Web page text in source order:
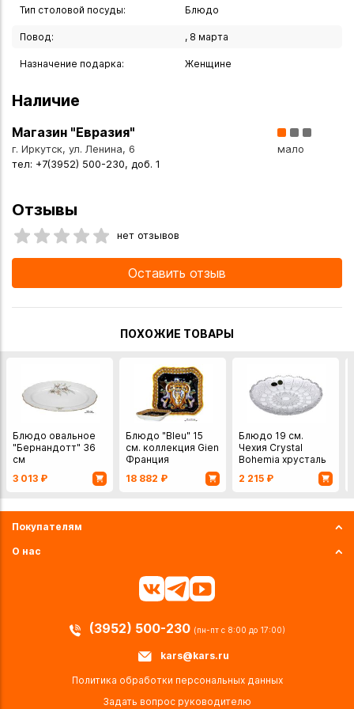
также сделать заказ в интернет-магазине с доставкой
всей России.
Тип столовой посуды: Блюдо
Повод: , 8 марта
Назначение подарка: Женщине
Наличие
Магазин "Евразия"
г. Иркутск, ул. Ленина, 6
тел: +7(3952) 500-230, доб. 1
мало
Отзывы
нет отзывов
Оставить отзыв
ПОХОЖИЕ ТОВАРЫ
Блюдо овальное
"Бернандотт" 36
см
3 013 ₽
Блюдо "Bleu" 15
см. коллекция Gien
Франция
18 882 ₽
Блюдо 19 см.
Чехия Crystal
Bohemia хрусталь
2 215 ₽
Покупателям
О нас
(3952) 500-230 (пн-пт с 8:00 до 17:00)
kars@kars.ru
Политика обработки персональных данных
Задать вопрос руководителю